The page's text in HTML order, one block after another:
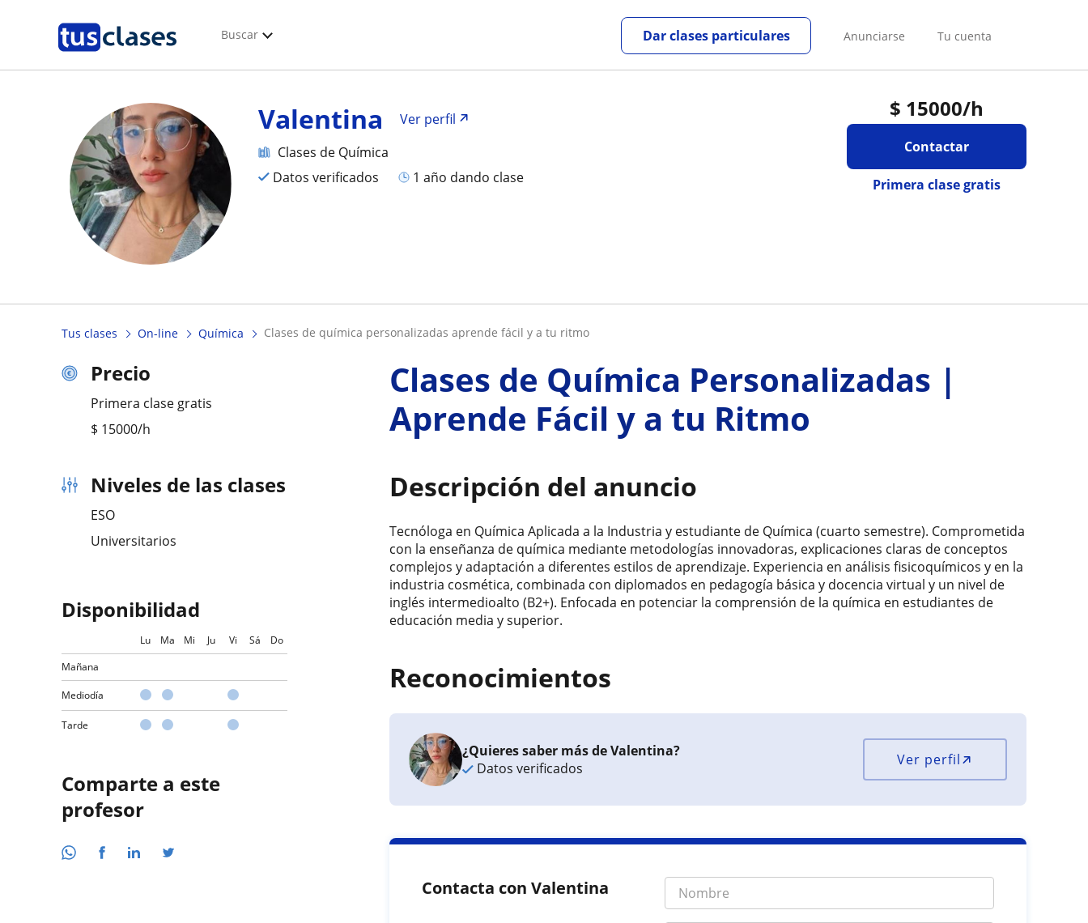
Buscar Anunciarse Tu cuenta
Dar clases particulares
$ 15000/h
Contactar
Primera clase gratis
Valentina
Ver perfil
Clases de Química
Datos verificados
1 año dando clase
Tus clases On-line Química clases de química personalizadas aprende fácil y a tu ritmo
Precio
Primera clase gratis
$ 15000/h
Niveles de las clases
ESO
Universitarios
Disponibilidad
Lu Ma Mi Ju Vi Sá
Do
Mañana
Mediodía
Tarde
Comparte a este
profesor
Clases de Química Personalizadas |
Aprende Fácil y a tu Ritmo
Descripción del anuncio
Tecnóloga en Química Aplicada a la Industria y estudiante de Química (cuarto semestre). Comprometida
con la enseñanza de química mediante metodologías innovadoras, explicaciones claras de conceptos
complejos y adaptación a diferentes estilos de aprendizaje. Experiencia en análisis fisicoquímicos y en la
industria cosmética, combinada con diplomados en pedagogía básica y docencia virtual y un nivel de
inglés intermedioalto (B2+). Enfocada en potenciar la comprensión de la química en estudiantes de
educación media y superior.
Reconocimientos
¿Quieres saber más de Valentina?
Datos verificados
Ver perfil
Contacta con Valentina